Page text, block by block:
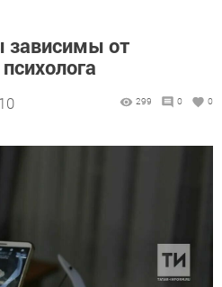
зависимы от
299 0 0